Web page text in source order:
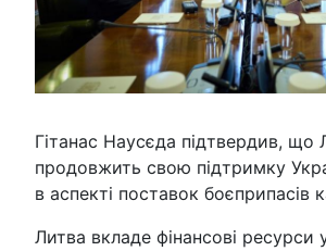
Гітанас Наусєда підтвердив, що
продовжить свою підтримку
в аспекті поставок боєприпасів
Литва вкладе фінансові ресурси